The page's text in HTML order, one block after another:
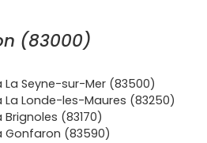
(83000)
Seyne-sur-Mer (83500)
Londe-les-Maures (83250)
(83170)
(83590)